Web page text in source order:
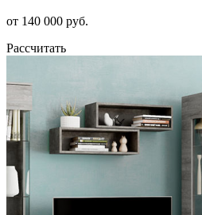
от 140 000 руб.
Рассчитать